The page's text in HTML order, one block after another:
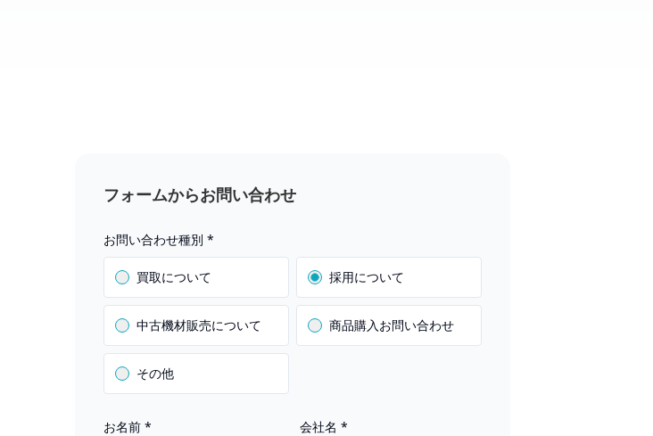
フォームからお問い合わせ
お問い合わせ種別 *
買取について 採用について
中古機材販売について 商品購入お問い合わせ
その他
お名前 * 会社名 *